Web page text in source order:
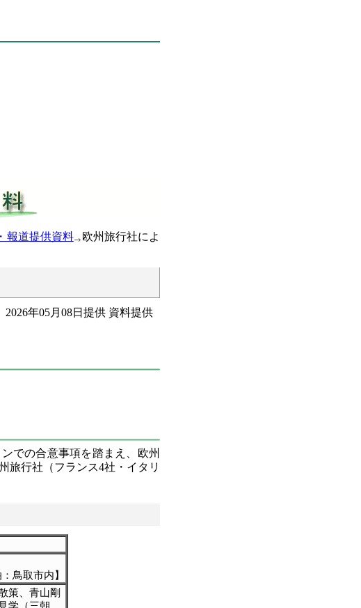
報道提供資料
欧州旅行社によ
2026年05月08日提供 資料提供
での合意事項を踏まえ、欧州
旅行社（フランス4社・イタリ
内】
策、青山剛
学（三朝